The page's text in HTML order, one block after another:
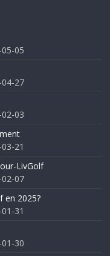
05
27
03
21
LivGolf
07
en 2025?
31
30